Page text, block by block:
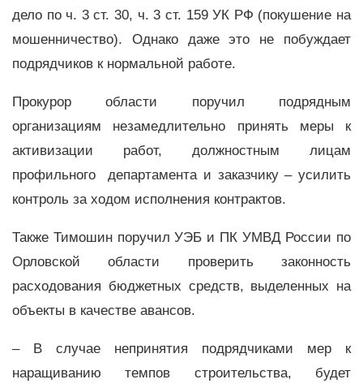
дело по ч. 3 ст. 30, ч. 3 ст. 159 УК РФ (покушение на
мошенничество). Однако даже это не побуждает
подрядчиков к нормальной работе.
Прокурор области поручил подрядным
организациям незамедлительно принять меры к
активизации работ, должностным лицам
профильного департамента и заказчику – усилить
контроль за ходом исполнения контрактов.
Также Тимошин поручил УЭБ и ПК УМВД России по
Орловской области проверить законность
расходования бюджетных средств, выделенных на
объекты в качестве авансов.
– В случае непринятия подрядчиками мер к
наращиванию темпов строительства, будет